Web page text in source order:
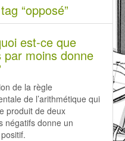
“opposé”
est-ce que
par moins donne
de la règle
de l’arithmétique qui
produit de deux
négatifs donne un